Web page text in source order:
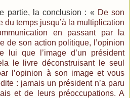
partie, la conclusion : « De son
du temps jusqu’à la multiplication
en passant par la
de son action politique, l’opinion
lui que l’image d’un président
le livre déconstruisant le seul
l’opinion à son image et vous
: jamais un président n’a paru
et de leurs préoccupations. A